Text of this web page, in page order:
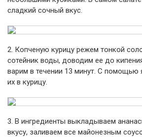
сладкий сочный вкус.
2. Копченую курицу режем тонкой
сотейник воды, доводим ее до
варим в течении 13 минут. С помощью
их в курицу.
3. В ингредиенты выкладываем
вкусу, заливаем все майонезным